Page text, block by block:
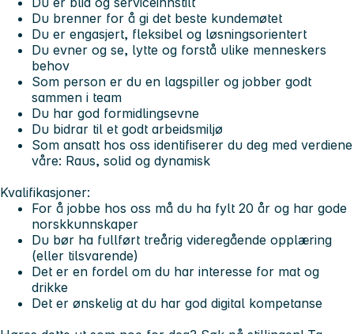
Du brenner for å gi det beste kundemøtet
Du er engasjert, fleksibel og løsningsorientert
Du evner og se, lytte og forstå ulike menneskers
behov
Som person er du en lagspiller og jobber godt
sammen i team
Du har god formidlingsevne
Du bidrar til et godt arbeidsmiljø
Som ansatt hos oss identifiserer du deg med verdiene
våre: Raus, solid og dynamisk
Kvalifikasjoner:
For å jobbe hos oss må du ha fylt 20 år og har gode
norskkunnskaper
Du bør ha fullført treårig videregående opplæring
(eller tilsvarende)
Det er en fordel om du har interesse for mat og
drikke
Det er ønskelig at du har god digital kompetanse